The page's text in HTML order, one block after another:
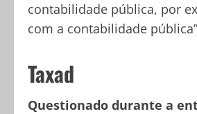
contabilidade pública, por
com a contabilidade
Taxad
Questionado durante a